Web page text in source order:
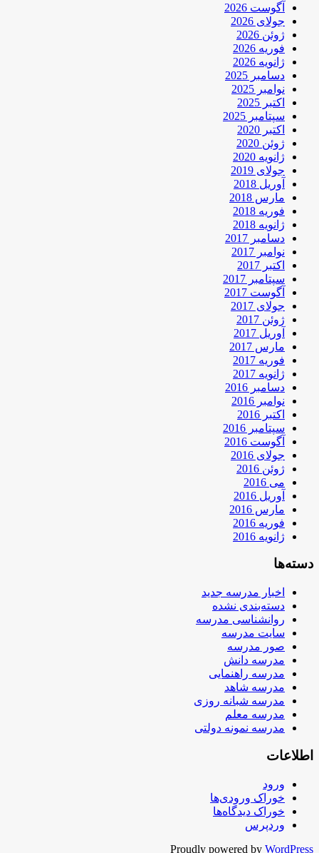
آگوست 2026
جولای 2026
ژوئن 2026
فوریه 2026
ژانویه 2026
دسامبر 2025
نوامبر 2025
اکتبر 2025
سپتامبر 2025
اکتبر 2020
ژوئن 2020
ژانویه 2020
جولای 2019
آوریل 2018
مارس 2018
فوریه 2018
ژانویه 2018
دسامبر 2017
نوامبر 2017
اکتبر 2017
سپتامبر 2017
آگوست 2017
جولای 2017
ژوئن 2017
آوریل 2017
مارس 2017
فوریه 2017
ژانویه 2017
دسامبر 2016
نوامبر 2016
اکتبر 2016
سپتامبر 2016
آگوست 2016
جولای 2016
ژوئن 2016
می 2016
آوریل 2016
مارس 2016
فوریه 2016
ژانویه 2016
دسته‌ها
اخبار مدرسه جدید
دسته‌بندی نشده
روانشناسی مدرسه
سایت مدرسه
صور مدرسه
مدرسه دانش
مدرسه راهنمایی
مدرسه شاهد
مدرسه شبانه روزی
مدرسه معلم
مدرسه نمونه دولتی
اطلاعات
ورود
خوراک ورودی‌ها
خوراک دیدگاه‌ها
وردپرس
Proudly powered by WordPress